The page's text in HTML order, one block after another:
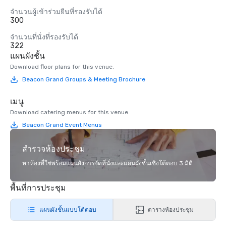
จำนวนผู้เข้าร่วมยืนที่รองรับได้
300
จำนวนที่นั่งที่รองรับได้
322
แผนผังชั้น
Download floor plans for this venue.
Beacon Grand Groups & Meeting Brochure
เมนู
Download catering menus for this venue.
Beacon Grand Event Menus
สำรวจห้องประชุม
หาห้องที่ใช่พร้อมแผนผังการจัดที่นั่งและแผนผังชั้นเชิงโต้ตอบ 3 มิติ
พื้นที่การประชุม
แผนผังชั้นแบบโต้ตอบ ตารางห้องประชุม